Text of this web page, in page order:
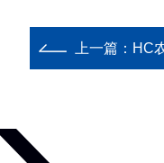
上一篇： HC